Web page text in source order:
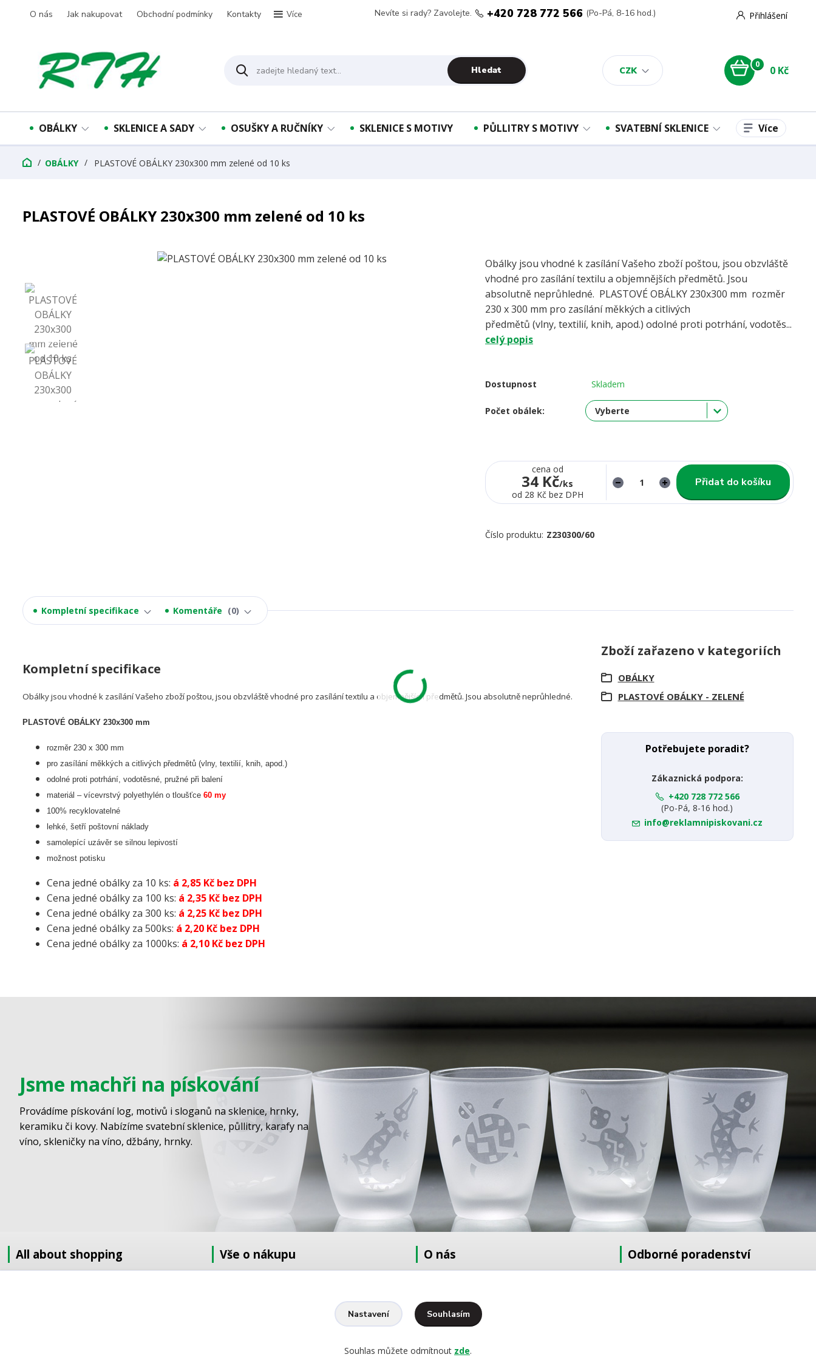
O nás Jak nakupovat Obchodní podmínky Kontakty Více
CZK
Přihlášení
Hledat
Nevíte si rady? Zavolejte. +420 728 772 566 (Po-Pá, 8-16 hod.)
0 0 Kč
OBÁLKY SKLENICE A SADY OSUŠKY A RUČNÍKY SKLENICE S MOTIVY PŮLLITRY S MOTIVY SVATEBNÍ SKLENICE Více
OBÁLKY PLASTOVÉ OBÁLKY 230x300 mm zelené od 10 ks
PLASTOVÉ OBÁLKY 230x300 mm zelené od 10 ks
Obálky jsou vhodné k zasílání Vašeho zboží poštou, jsou obzvláště
vhodné pro zasílání textilu a objemnějších předmětů. Jsou
absolutně neprůhledné. PLASTOVÉ OBÁLKY 230x300 mm rozměr
230 x 300 mm pro zasílání měkkých a citlivých
předmětů (vlny, textilií, knih, apod.) odolné proti potrhání, vodotěs...
celý popis
Dostupnost Skladem
Počet obálek:
cena od
34 Kč/ks
od 28 Kč bez DPH
Přidat do košíku
Číslo produktu: Z230300/60
Kompletní specifikace Komentáře 0
Kompletní specifikace
Obálky jsou vhodné k zasílání Vašeho zboží poštou, jsou obzvláště vhodné pro zasílání textilu a objemnějších předmětů. Jsou absolutně neprůhledné.
PLASTOVÉ OBÁLKY 230x300 mm
rozměr 230 x 300 mm
pro zasílání měkkých a citlivých předmětů (vlny, textilií, knih, apod.)
odolné proti potrhání, vodotěsné, pružné při balení
materiál – vícevrstvý polyethylén o tloušťce 60 my
100% recyklovatelné
lehké, šetří poštovní náklady
samolepící uzávěr se silnou lepivostí
možnost potisku
Cena jedné obálky za 10 ks: á 2,85 Kč bez DPH
Cena jedné obálky za 100 ks: á 2,35 Kč bez DPH
Cena jedné obálky za 300 ks: á 2,25 Kč bez DPH
Cena jedné obálky za 500ks: á 2,20 Kč bez DPH
Cena jedné obálky za 1000ks: á 2,10 Kč bez DPH
Zboží zařazeno v kategoriích
OBÁLKY
PLASTOVÉ OBÁLKY - ZELENÉ
Potřebujete poradit?
Zákaznická podpora:
+420 728 772 566
(Po-Pá, 8-16 hod.)
info@reklamnipiskovani.cz
Jsme machři na pískování
Provádíme pískování log, motivů i sloganů na sklenice, hrnky,
keramiku či kovy. Nabízíme svatební sklenice, půllitry, karafy na
víno, skleničky na víno, džbány, hrnky.
All about shopping Vše o nákupu O nás
Kontakty
Ochrana osobních údajů
Odborné poradenství
Nastavení Souhlasím
Souhlas můžete odmítnout zde.